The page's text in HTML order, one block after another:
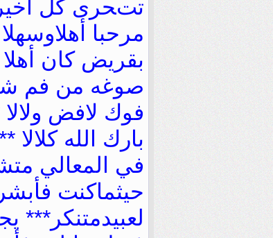
ﺗﺖﺤﺮﻯ ﻛﻞ ﺃﺧﻴﺮ
ﻣﺮﺣﺒﺎ
بقرﻳﺾ ﻛﺎﻥ ﺃﻫﻼ
ﺻﻮﻏﻪ ﻣﻦ ﻓﻢ
ﻓﻮﻙ ﻻﻓﺾ ﻭﻻﻻ
ﺑﺎﺭﻙ ﺍﻟﻠﻪ ﻛﻼﻻ
ﻓﻲ ﺍﻟﻤﻌﺎﻟﻲ
ﺣﻴﺜﻤﺎﻛﻨﺖ
ﻟﻌﺒﻴﺪﻣﺘﻨﻜﺮ***